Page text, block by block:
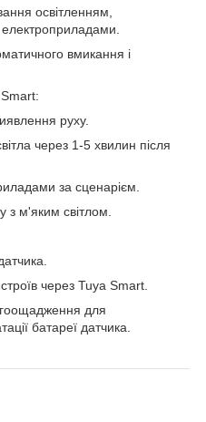
освітленням,
вмикання і
руху.
через 1-5 хвилин після
за сценарієм.
з м'яким світлом.
через Tuya Smart.
для
батареї датчика.